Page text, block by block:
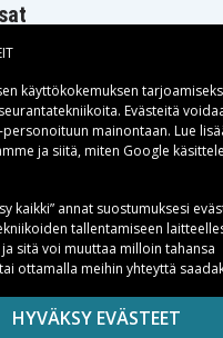
Varavirtalähde
© 2026, Spares Nordic AB
käyttökokemuksen
Evästeitä
mainontaan. Lue
ja siitä, miten Google
kaikki” annat suostumuksesi
tallentamiseen
sitä voi muuttaa milloin tahansa
ottamalla meihin yhteyttä
HYVÄKSY EVÄSTEET